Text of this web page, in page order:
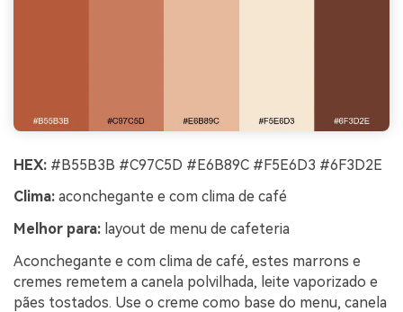
HEX: #B55B3B #C97C5D #E6B89C #F5E6D3 #6F3D2E
Clima: aconchegante e com clima de café
Melhor para: layout de menu de cafeteria
Aconchegante e com clima de café, estes marrons e
cremes remetem a canela polvilhada, leite vaporizado e
pães tostados. Use o creme como base do menu, canela